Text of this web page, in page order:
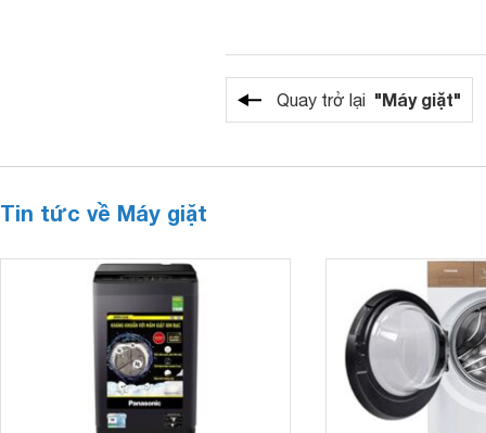
Quay trở lại "Máy giặt"
Tin tức về Máy giặt